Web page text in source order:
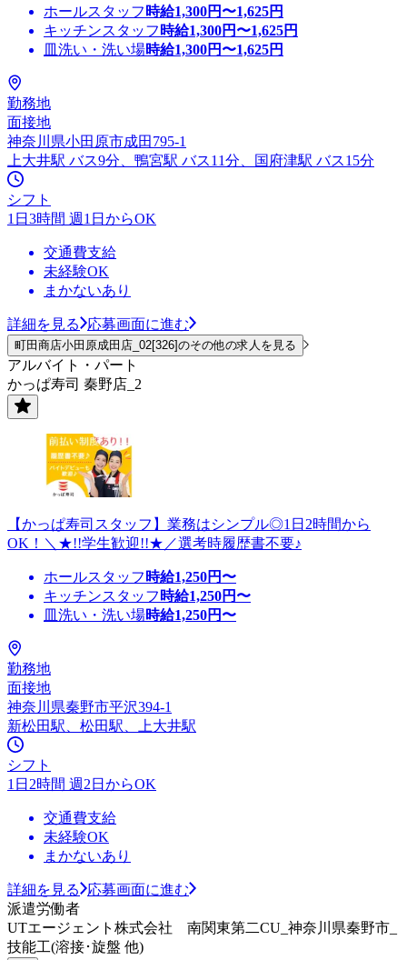
ホールスタッフ 時給1,300円〜1,625円
キッチンスタッフ 時給1,300円〜1,625円
皿洗い・洗い場時給1,300円〜1,625円
勤務地
面接地
神奈川県小田原市成田795-1
上大井駅 バス9分、鴨宮駅 バス11分、国府津駅 バス15分
シフト
1日3時間 週1日からOK
交通費支給
未経験OK
まかないあり
詳細を見る 応募画面に進む
町田商店小田原成田店_02[326]のその他の求人を見る
アルバイト・パート
かっぱ寿司 秦野店_2
【かっぱ寿司スタッフ】業務はシンプル◎1日2時間から
OK！＼★!!学生歓迎!!★／選考時履歴書不要♪
ホールスタッフ 時給1,250円〜
キッチンスタッフ 時給1,250円〜
皿洗い・洗い場時給1,250円〜
勤務地
面接地
神奈川県秦野市平沢394-1
新松田駅、松田駅、上大井駅
シフト
1日2時間 週2日からOK
交通費支給
未経験OK
まかないあり
詳細を見る
応募画面に進む
派遣労働者
UTエージェント株式会社 南関東第二CU_神奈川県秦野市_
技能工(溶接･旋盤 他)